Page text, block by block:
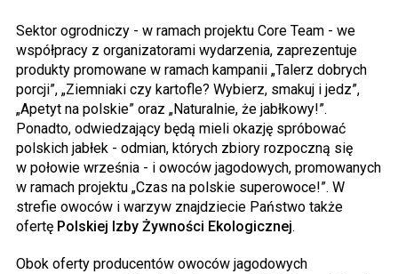
Sektor ogrodniczy - w ramach projektu Core Team - we
współpracy z organizatorami wydarzenia, zaprezentuje
produkty promowane w ramach kampanii „Talerz dobrych
porcji”, „Ziemniaki czy kartofle? Wybierz, smakuj i jedz”,
„Apetyt na polskie” oraz „Naturalnie, że jabłkowy!”.
Ponadto, odwiedzający będą mieli okazję spróbować
polskich jabłek - odmian, których zbiory rozpoczną się
w połowie września - i owoców jagodowych, promowanych
w ramach projektu „Czas na polskie superowoce!”. W
strefie owoców i warzyw znajdziecie Państwo także
ofertę Polskiej Izby Żywności Ekologicznej.
Obok oferty producentów owoców jagodowych